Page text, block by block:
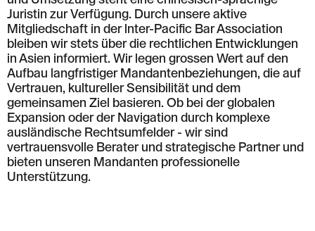
Juristin zur Verfügung. Durch unsere aktive
Mitgliedschaft in der lnter-Pacific Bar Association
bleiben wir stets über die rechtlichen Entwicklungen
in Asien informiert. Wir legen grossen Wert auf den
Aufbau langfristiger Mandantenbeziehungen, die auf
Vertrauen, kultureller Sensibilität und dem
gemeinsamen Ziel basieren. Ob bei der globalen
Expansion oder der Navigation durch komplexe
ausländische Rechtsumfelder - wir sind
vertrauensvolle Berater und strategische Partner und
bieten unseren Mandanten professionelle
Unterstützung.